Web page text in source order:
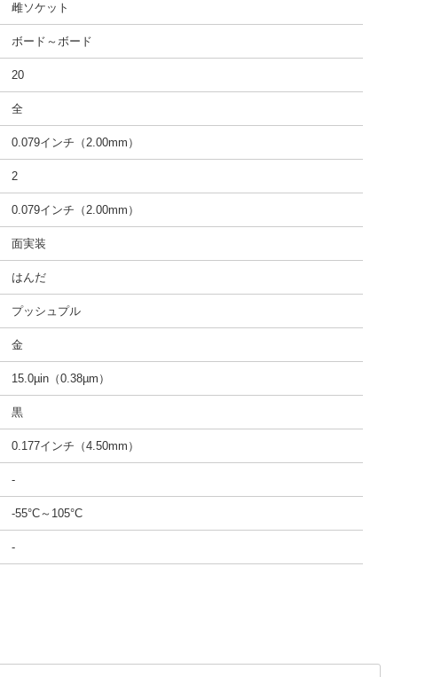
雌ソケット
ボード～ボード
20
全
0.079インチ（2.00mm）
2
0.079インチ（2.00mm）
面実装
はんだ
プッシュプル
金
15.0µin（0.38µm）
黒
0.177インチ（4.50mm）
-
-55°C～105°C
-